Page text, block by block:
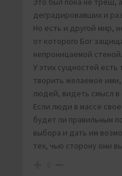
деградировавших и
Но есть и другой мир,
от которого Бог
непроницаемой стеной.
У этих сущностей есть
творить желаемое
людей, видеть смысл в
Если люди в массе
будет ли правильным
выбора и дать им
тех, чью сторону они